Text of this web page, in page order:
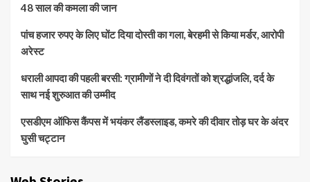
48 साल की कमला की जान
पांच हजार रुपए के लिए घोंट दिया दोस्ती का गला, बेरहमी से किया मर्डर, आरोपी
अरेस्ट
धराली आपदा की पहली बरसी: ग्रामीणों ने दी दिवंगतों को श्रद्धांजलि, दर्द के
साथ नई शुरुआत की उम्मीद
एसडीएम ऑफिस कैंपस में भयंकर लैंडस्लाइड, कमरे की दीवार तोड़ घर के अंदर
घुसी चट्टान